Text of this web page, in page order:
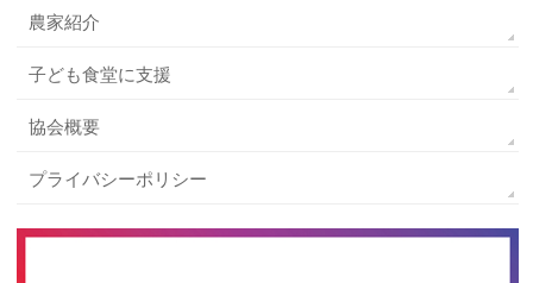
農家紹介
子ども食堂に支援
協会概要
プライバシーポリシー